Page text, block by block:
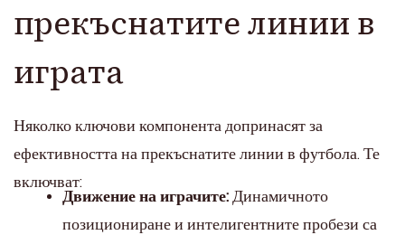
прекъснатите линии в
играта
Няколко ключови компонента допринасят за
ефективността на прекъснатите линии в футбола. Те
включват:
Движение на играчите: Динамичното
позициониране и интелигентните пробези са